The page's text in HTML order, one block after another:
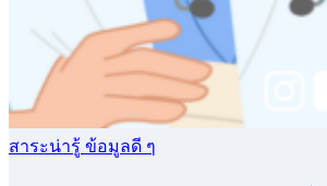
สาระน่ารู้ ข้อมูลดี ๆ